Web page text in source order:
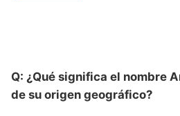
Q: ¿Qué significa el nombre
de su origen geográfico?